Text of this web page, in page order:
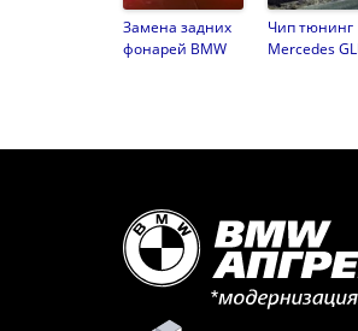
Замена задних
фонарей BMW
Чип тюнинг
Mercedes